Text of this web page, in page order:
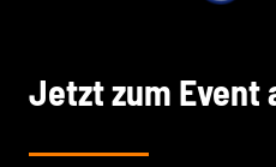
Jetzt zum Event